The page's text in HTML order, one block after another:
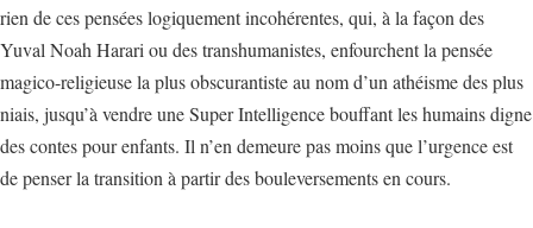
rien de ces pensées logiquement incohérentes, qui, à la façon des
Yuval Noah Harari ou des transhumanistes, enfourchent la pensée
magico-religieuse la plus obscurantiste au nom d’un athéisme des plus
niais, jusqu’à vendre une Super Intelligence bouffant les humains digne
des contes pour enfants. Il n’en demeure pas moins que l’urgence est
de penser la transition à partir des bouleversements en cours.